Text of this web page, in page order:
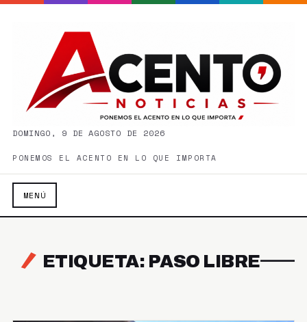
DOMINGO, 9 DE AGOSTO DE 2026
PONEMOS EL ACENTO EN LO QUE IMPORTA
MENÚ
ETIQUETA: PASO LIBRE